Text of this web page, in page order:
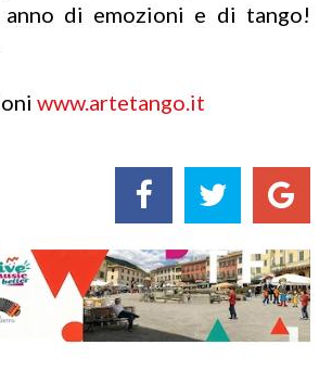
anno di emozioni e di tango!
www.artetango.it